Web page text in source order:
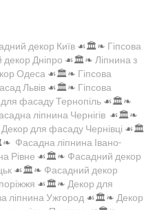
декор Київ ☙🏛️❧ Гіпсова
Дніпро ☙🏛️❧ Ліпнина з
Одеса ☙🏛️❧ Гіпсова
Львів ☙🏛️❧ Гіпсова
фасаду Тернопіль ☙🏛️❧
ліпнина Чернігів ☙🏛️❧
Декор для фасаду Чернівці ☙🏛️
Фасадна ліпнина Івано-
Рівне ☙🏛️❧ Фасадний декор
☙🏛️❧ Фасадний декор
☙🏛️❧ Декор для
ліпнина Ужгород ☙🏛️❧ Декор